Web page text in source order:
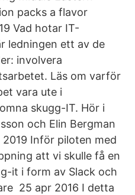
packs a flavor
Vad hotar IT-
ledningen ett av de
involvera
Läs om varför
vara ute i
skugg-IT. Hör i
och Elin Bergman
Inför piloten med
att vi skulle få en
it i form av Slack och
25 apr 2016 I detta